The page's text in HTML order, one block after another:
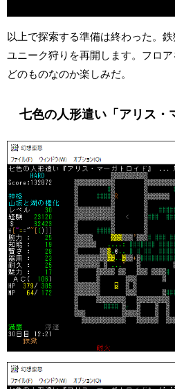
以上で探索する準備は終わった。
ユニーク狩りを再開します。フロ
どのものなのか楽しみだ。
七色の人形遣い「アリス・